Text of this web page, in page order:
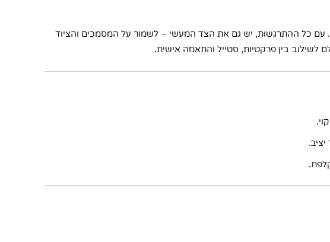
עם כל ההתרגשות, יש גם את הצד המעשי – לשמור על המסמכים והציוד
לשילוב בין פרקטיות, סטייל והתאמה אישית.